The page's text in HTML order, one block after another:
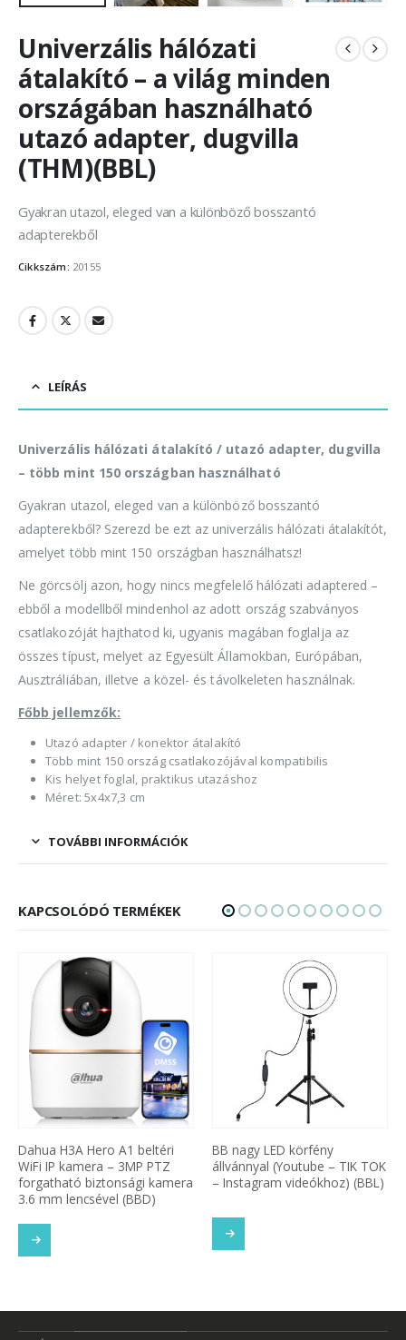
Univerzális hálózati
átalakító – a világ minden
országában használható
utazó adapter, dugvilla
(THM)(BBL)
Gyakran utazol, eleged van a különböző bosszantó
adapterekből
Cikkszám: 20155
LEÍRÁS
Univerzális hálózati átalakító / utazó adapter, dugvilla
– több mint 150 országban használható
Gyakran utazol, eleged van a különböző bosszantó
adapterekből? Szerezd be ezt az univerzális hálózati átalakítót,
amelyet több mint 150 országban használhatsz!
Ne görcsölj azon, hogy nincs megfelelő hálózati adaptered –
ebből a modellből mindenhol az adott ország szabványos
csatlakozóját hajthatod ki, ugyanis magában foglalja az
összes típust, melyet az Egyesült Államokban, Európában,
Ausztráliában, illetve a közel- és távolkeleten használnak.
Főbb jellemzők:
Utazó adapter / konektor átalakító
Több mint 150 ország csatlakozójával kompatibilis
Kis helyet foglal, praktikus utazáshoz
Méret: 5x4x7,3 cm
TOVÁBBI INFORMÁCIÓK
KAPCSOLÓDÓ TERMÉKEK
Dahua H3A Hero A1 beltéri
WiFi IP kamera – 3MP PTZ
forgatható biztonsági kamera
3.6 mm lencsével (BBD)
BB nagy LED körfény
állvánnyal (Youtube – TIK TOK
– Instagram videókhoz) (BBL)